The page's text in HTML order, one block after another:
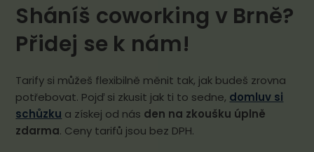
Sháníš coworking v Brně?
Přidej se k nám!
Tarify si můžeš flexibilně měnit tak, jak budeš zrovna
potřebovat. Pojď si zkusit jak ti to sedne, domluv si
schůzku a získej od nás den na zkoušku úplně
zdarma. Ceny tarifů jsou bez DPH.